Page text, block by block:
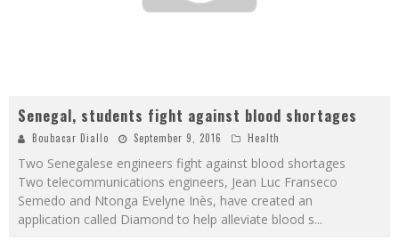
Senegal, students fight against blood shortages
Boubacar Diallo September 9, 2016 Health
Two Senegalese engineers fight against blood shortages
Two telecommunications engineers, Jean Luc Franseco
Semedo and Ntonga Evelyne Inès, have created an
application called Diamond to help alleviate blood s...